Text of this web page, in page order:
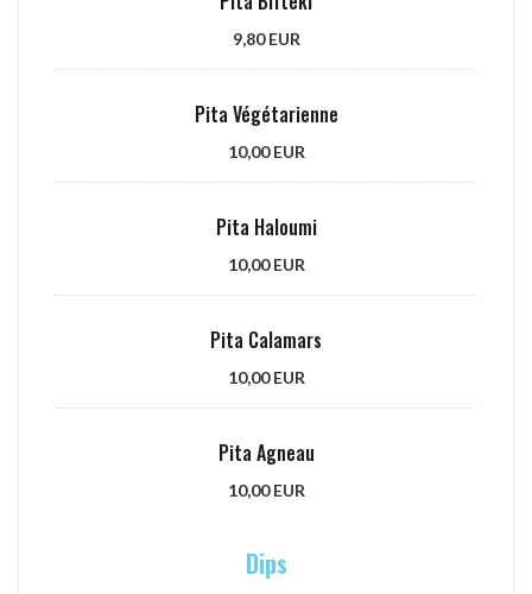
9,80 EUR
Pita Végétarienne
10,00 EUR
Pita Haloumi
10,00 EUR
Pita Calamars
10,00 EUR
Pita Agneau
10,00 EUR
Dips